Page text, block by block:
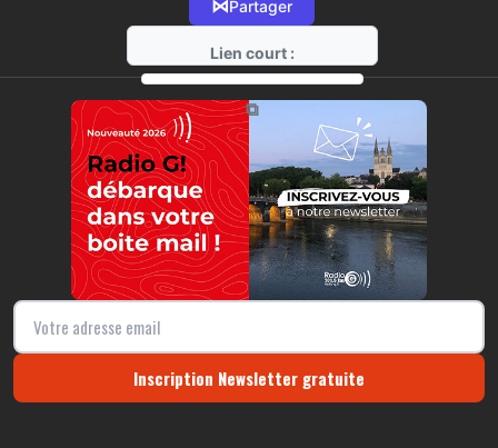
⋈Partager
Lien court :
https://radio-g.fr?r498
⧉
Inscription Newsletter gratuite